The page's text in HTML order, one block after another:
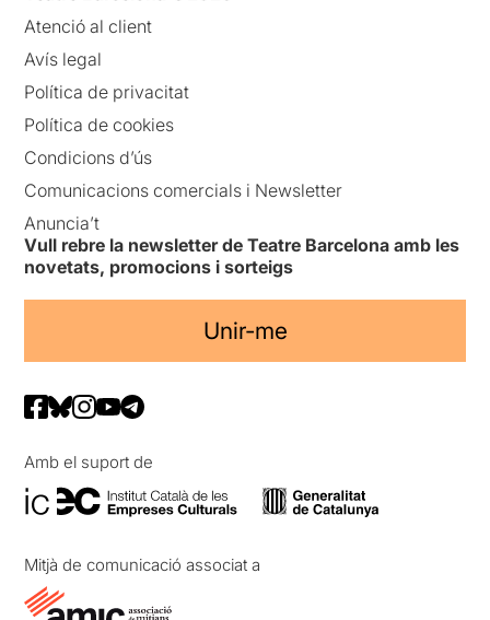
Atenció al client
Avís legal
Política de privacitat
Política de cookies
Condicions d’ús
Comunicacions comercials i Newsletter
Anuncia’t
Vull rebre la newsletter de Teatre Barcelona amb les
novetats, promocions i sorteigs
Unir-me
Amb el suport de
Mitjà de comunicació associat a